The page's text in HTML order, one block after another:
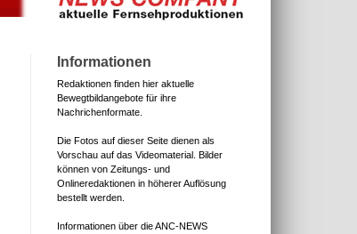
Informationen
Redaktionen finden hier aktuelle
Bewegtbildangebote für ihre
Nachrichenformate.
Die Fotos auf dieser Seite dienen als
Vorschau auf das Videomaterial. Bilder
können von Zeitungs- und
Onlineredaktionen in höherer Auflösung
bestellt werden.
Informationen über die ANC-NEWS